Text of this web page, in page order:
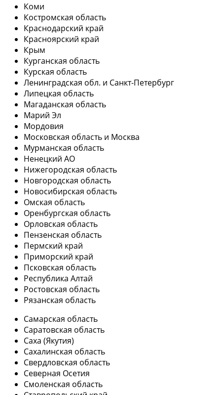
Коми
Костромская область
Краснодарский край
Красноярский край
Крым
Курганская область
Курская область
Ленинградская обл. и Санкт-Петербург
Липецкая область
Магаданская область
Марий Эл
Мордовия
Московская область и Москва
Мурманская область
Ненецкий АО
Нижегородская область
Новгородская область
Новосибирская область
Омская область
Оренбургская область
Орловская область
Пензенская область
Пермский край
Приморский край
Псковская область
Республика Алтай
Ростовская область
Рязанская область
Самарская область
Саратовская область
Саха (Якутия)
Сахалинская область
Свердловская область
Северная Осетия
Смоленская область